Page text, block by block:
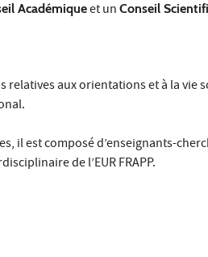
Académiqueet un Conseil
aux orientations et à la vie
il est composé d’enseignants-
de l’EUR FRAPP.